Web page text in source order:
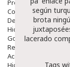
Protección Solar
Complementos
Dentales
Hidratantes
Golpes Y
Repelentes De
Accesorios
Higiene
según
brota
lacerado
Tags